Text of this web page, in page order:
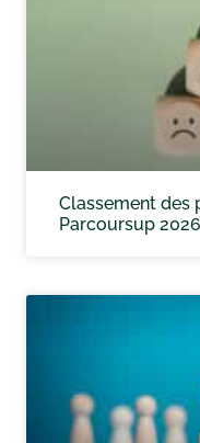
Classement des
Parcoursup 2026